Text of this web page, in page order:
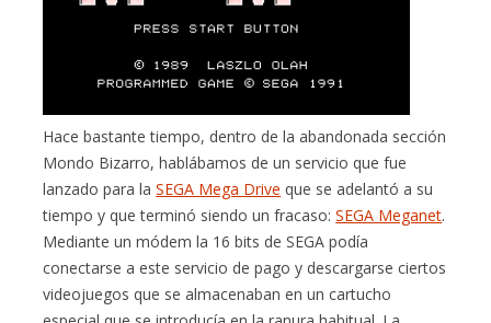
Hace bastante tiempo, dentro de la abandonada sección
Mondo Bizarro, hablábamos de un servicio que fue
lanzado para laSEGA Mega Drive que se adelantó a su
tiempo y que terminó siendo un fracaso:SEGA Meganet.
Mediante un módem la 16 bits de SEGA podía
conectarse a este servicio de pago y descargarse ciertos
videojuegos que se almacenaban en un cartucho